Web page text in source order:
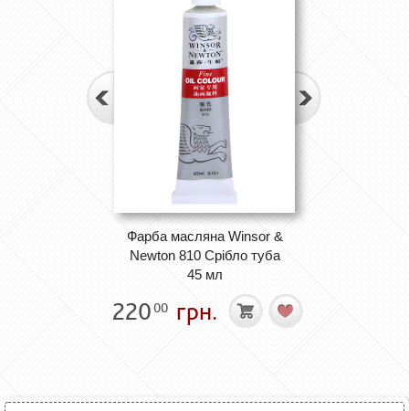
Фарба масляна Winsor &
Newton 810 Срібло туба
45 мл
22000 грн.